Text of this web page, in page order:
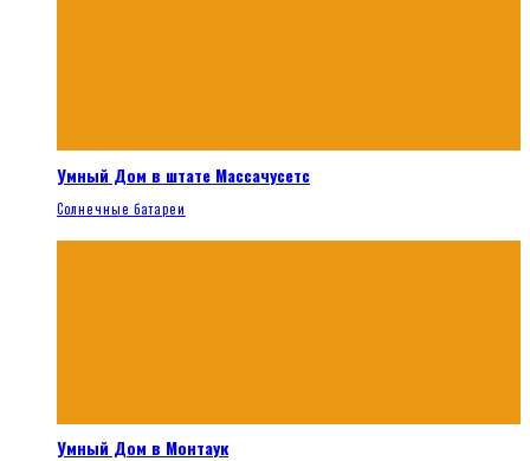
Умный Дом в штате Массачусетс
Солнечные батареи
Умный Дом в Монтаук